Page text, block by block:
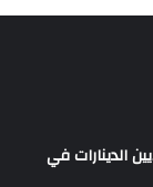
الدينارات في